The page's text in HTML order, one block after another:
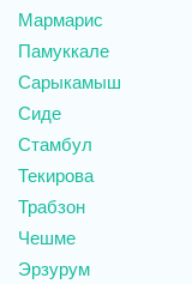
Мармарис
Памуккале
Сарыкамыш
Сиде
Стамбул
Текирова
Трабзон
Чешме
Эрзурум